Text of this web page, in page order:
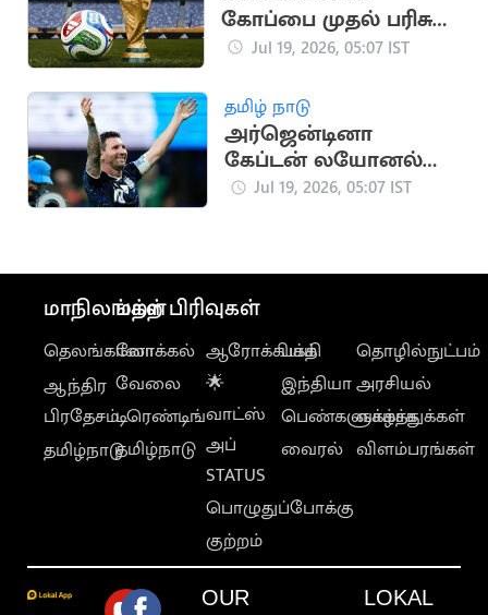
கோப்பை முதல் பரிசு
தொகை அறிவிப்பு
Jul 19, 2026, 05:07 IST
தமிழ் நாடு
அர்ஜென்டினா
கேப்டன் லயோனல்
மெஸ்ஸி உருக்கமான
Jul 19, 2026, 05:07 IST
மாநிலங்கள்
தெலங்கானா
ஆந்திர
பிரதேசம்
தமிழ்நாடு
மற்ற பிரிவுகள்
லோக்கல்
வேலை
டிரெண்டிங்
தமிழ்நாடு
ஆரோக்கியம்
🌟
வாட்ஸ்
அப்
STATUS
பொழுதுப்போக்கு
குற்றம்
பக்தி
இந்தியா
பெண்களுக்காக
வைரல்
தொழில்நுட்பம்
அரசியல்
வாழ்த்துக்கள்
விளம்பரங்கள்
OUR LOKAL